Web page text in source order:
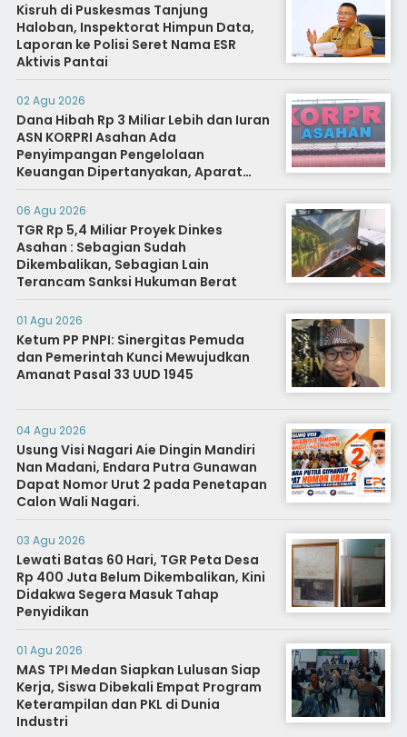
Kisruh di Puskesmas Tanjung
Haloban, Inspektorat Himpun Data,
Laporan ke Polisi Seret Nama ESR
Aktivis Pantai
02 Agu 2026
Dana Hibah Rp 3 Miliar Lebih dan Iuran
ASN KORPRI Asahan Ada
Penyimpangan Pengelolaan
Keuangan Dipertanyakan, Aparat
Diminta Segera Usut
06 Agu 2026
TGR Rp 5,4 Miliar Proyek Dinkes
Asahan : Sebagian Sudah
Dikembalikan, Sebagian Lain
Terancam Sanksi Hukuman Berat
01 Agu 2026
Ketum PP PNPI: Sinergitas Pemuda
dan Pemerintah Kunci Mewujudkan
Amanat Pasal 33 UUD 1945
04 Agu 2026
Usung Visi Nagari Aie Dingin Mandiri
Nan Madani, Endara Putra Gunawan
Dapat Nomor Urut 2 pada Penetapan
Calon Wali Nagari.
03 Agu 2026
Lewati Batas 60 Hari, TGR Peta Desa
Rp 400 Juta Belum Dikembalikan, Kini
Didakwa Segera Masuk Tahap
Penyidikan
01 Agu 2026
MAS TPI Medan Siapkan Lulusan Siap
Kerja, Siswa Dibekali Empat Program
Keterampilan dan PKL di Dunia
Industri